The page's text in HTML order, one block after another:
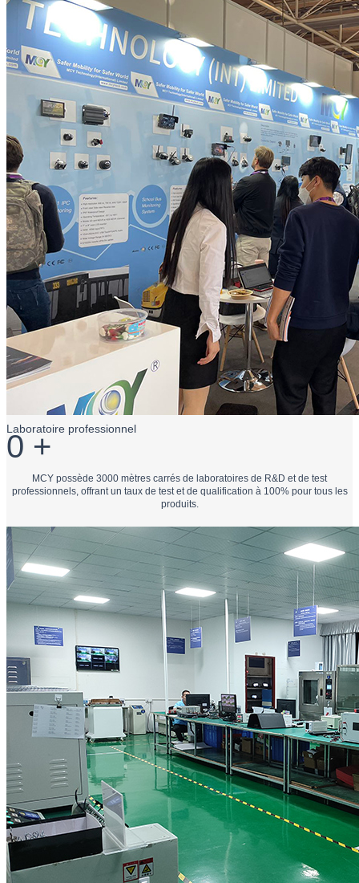
Laboratoire professionnel
0 +
MCY possède 3000 mètres carrés de laboratoires de R&D et de test
professionnels, offrant un taux de test et de qualification à 100% pour tous les
produits.